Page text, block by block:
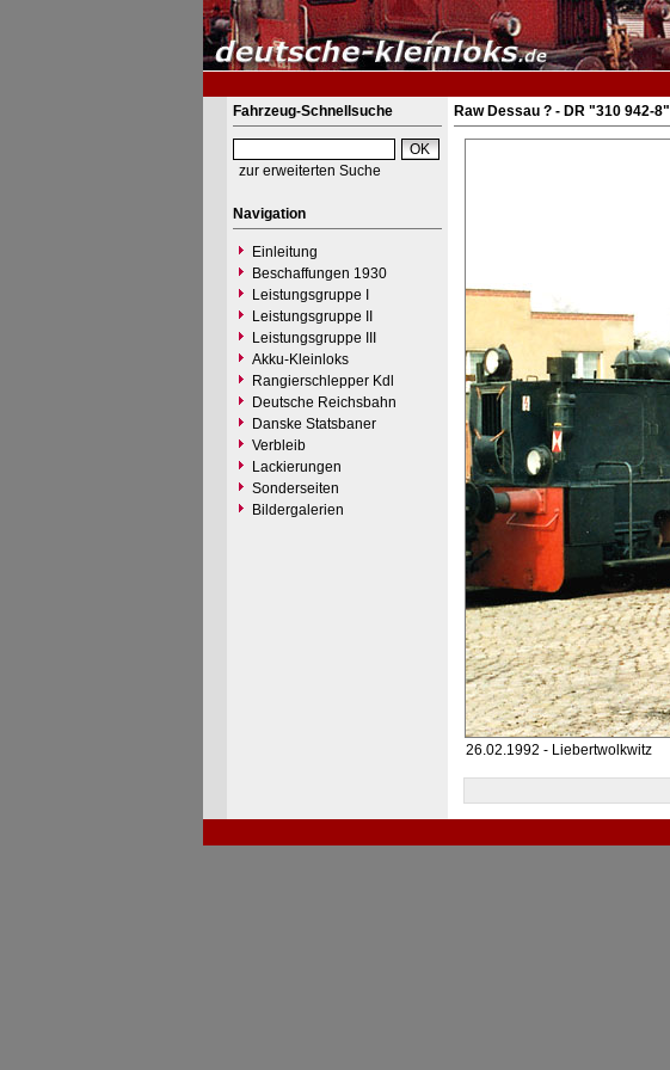
Fahrzeug-Schnellsuche
zur erweiterten Suche
Navigation
Einleitung
Beschaffungen 1930
Leistungsgruppe I
Leistungsgruppe II
Leistungsgruppe III
Akku-Kleinloks
Rangierschlepper Kdl
Deutsche Reichsbahn
Danske Statsbaner
Verbleib
Lackierungen
Sonderseiten
Bildergalerien
Raw Dessau ? - DR "310 942-8"
26.02.1992 - Liebertwolkwitz